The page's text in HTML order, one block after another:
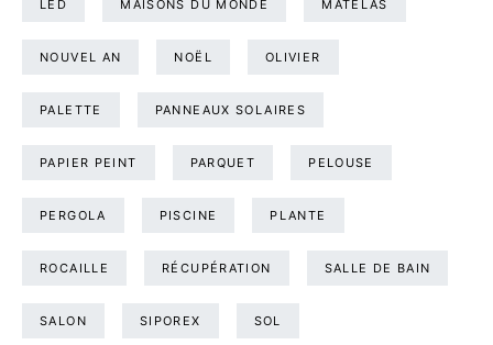
LED MAISONS DU MONDE MATELAS
NOUVEL AN NOËL OLIVIER
PALETTE PANNEAUX SOLAIRES
PAPIER PEINT PARQUET PELOUSE
PERGOLA PISCINE PLANTE
ROCAILLE RÉCUPÉRATION SALLE DE BAIN
SALON SIPOREX SOL